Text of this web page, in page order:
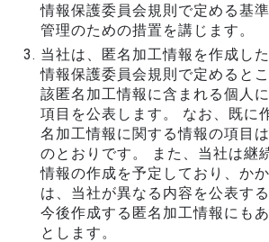
情報保護委員会規則で定める基
管理のための措置を講じます。
当社は、匿名加工情報を作成し
情報保護委員会規則で定めると
該匿名加工情報に含まれる個人
項目を公表します。 なお、既に
名加工情報に関する情報の項目
のとおりです。 また、当社は継
情報の作成を予定しており、か
は、当社が異なる内容を公表する
今後作成する匿名加工情報にも
とします。